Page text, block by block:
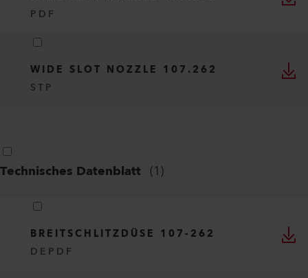
PDF
WIDE SLOT NOZZLE 107.262
STP
Technisches Datenblatt (1)
BREITSCHLITZDÜSE 107-262
DE PDF